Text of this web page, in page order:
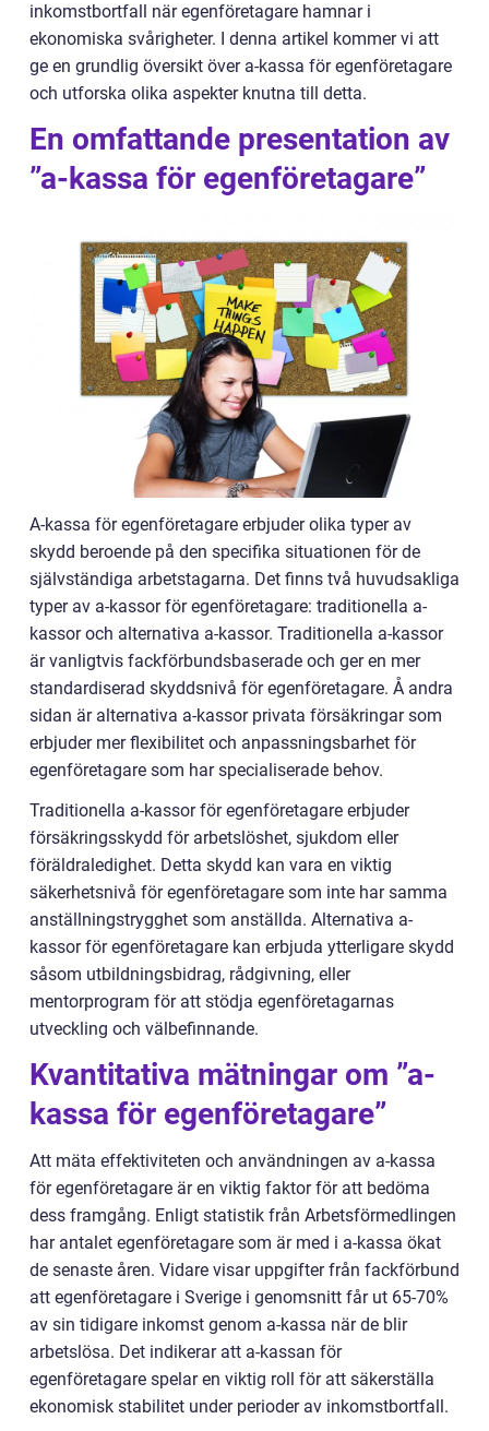
inkomstbortfall när egenföretagare hamnar i
ekonomiska svårigheter. I denna artikel kommer vi att
ge en grundlig översikt över a-kassa för egenföretagare
och utforska olika aspekter knutna till detta.
En omfattande presentation av
”a-kassa för egenföretagare”
A-kassa för egenföretagare erbjuder olika typer av
skydd beroende på den specifika situationen för de
självständiga arbetstagarna. Det finns två huvudsakliga
typer av a-kassor för egenföretagare: traditionella a-
kassor och alternativa a-kassor. Traditionella a-kassor
är vanligtvis fackförbundsbaserade och ger en mer
standardiserad skyddsnivå för egenföretagare. Å andra
sidan är alternativa a-kassor privata försäkringar som
erbjuder mer flexibilitet och anpassningsbarhet för
egenföretagare som har specialiserade behov.
Traditionella a-kassor för egenföretagare erbjuder
försäkringsskydd för arbetslöshet, sjukdom eller
föräldraledighet. Detta skydd kan vara en viktig
säkerhetsnivå för egenföretagare som inte har samma
anställningstrygghet som anställda. Alternativa a-
kassor för egenföretagare kan erbjuda ytterligare skydd
såsom utbildningsbidrag, rådgivning, eller
mentorprogram för att stödja egenföretagarnas
utveckling och välbefinnande.
Kvantitativa mätningar om ”a-
kassa för egenföretagare”
Att mäta effektiviteten och användningen av a-kassa
för egenföretagare är en viktig faktor för att bedöma
dess framgång. Enligt statistik från Arbetsförmedlingen
har antalet egenföretagare som är med i a-kassa ökat
de senaste åren. Vidare visar uppgifter från fackförbund
att egenföretagare i Sverige i genomsnitt får ut 65-70%
av sin tidigare inkomst genom a-kassa när de blir
arbetslösa. Det indikerar att a-kassan för
egenföretagare spelar en viktig roll för att säkerställa
ekonomisk stabilitet under perioder av inkomstbortfall.